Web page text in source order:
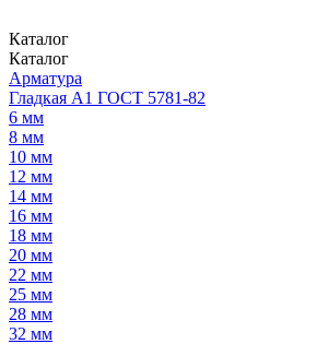
Каталог
Каталог
Арматура
Гладкая А1 ГОСТ 5781-82
6 мм
8 мм
10 мм
12 мм
14 мм
16 мм
18 мм
20 мм
22 мм
25 мм
28 мм
32 мм